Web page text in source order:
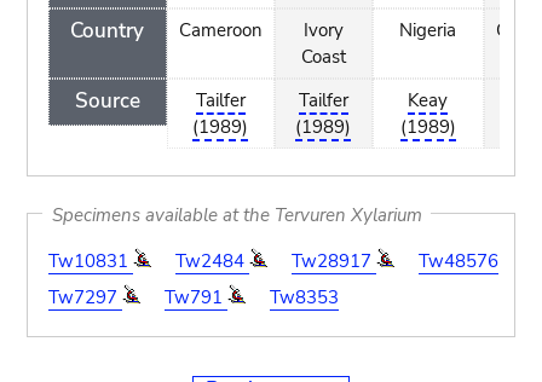
Country
Source
Cameroon
Tailfer
(1989)
Ivory
Coast
Tailfer
(1989)
Nigeria
Keay
(1989)
Specimens available at the Tervuren Xylarium
Tw10831
Tw2484 Tw28917
Tw48576
Tw7297
Tw791 Tw8353